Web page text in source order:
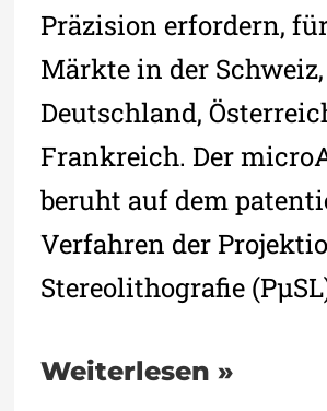
Präzision erfordern,
Märkte in der
Deutschland,
Frankreich. Der
beruht auf dem
Verfahren der
Stereolithografie
Weiterlesen »